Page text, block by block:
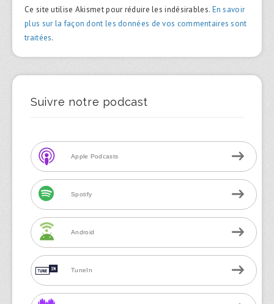
Ce site utilise Akismet pour réduire les indésirables. En savoir
plus sur la façon dont les données de vos commentaires sont
traitées.
Suivre notre podcast
Apple Podcasts
Spotify
Android
TuneIn